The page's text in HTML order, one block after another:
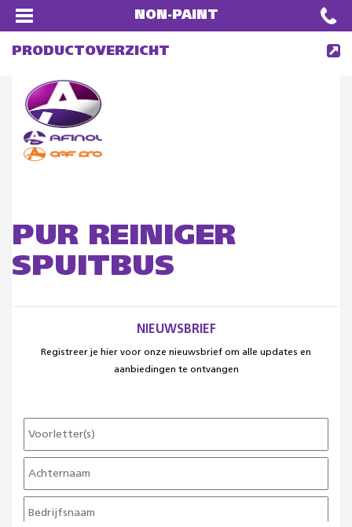
NON-PAINT
PRODUCTOVERZICHT
PUR REINIGER
SPUITBUS
NIEUWSBRIEF
Registreer je hier voor onze nieuwsbrief om alle updates en
aanbiedingen te ontvangen